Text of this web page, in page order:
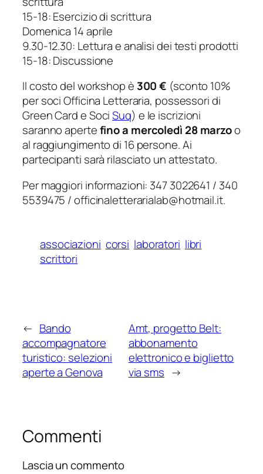
15-18: Esercizio di scrittura
Domenica 14 aprile
9.30-12.30: Lettura e analisi dei testi prodotti
15-18: Discussione
Il costo del workshop è 300 € (sconto 10%
per soci Officina Letteraria, possessori di
Green Card e SociSuq) e le iscrizioni
saranno apertefino a mercoledì 28 marzoo
al raggiungimento di 16 persone. Ai
partecipanti sarà rilasciato un attestato.
Per maggiori informazioni: 347 3022641 / 340
5539475 / officinaletterarialab@hotmail.it.
associazioni corsi laboratori libri
scrittori
← Bando
accompagnatore
turistico: selezioni
aperte a Genova
Amt, progetto Belt:
abbonamento
elettronico e biglietto
via sms →
Commenti
Lascia un commento